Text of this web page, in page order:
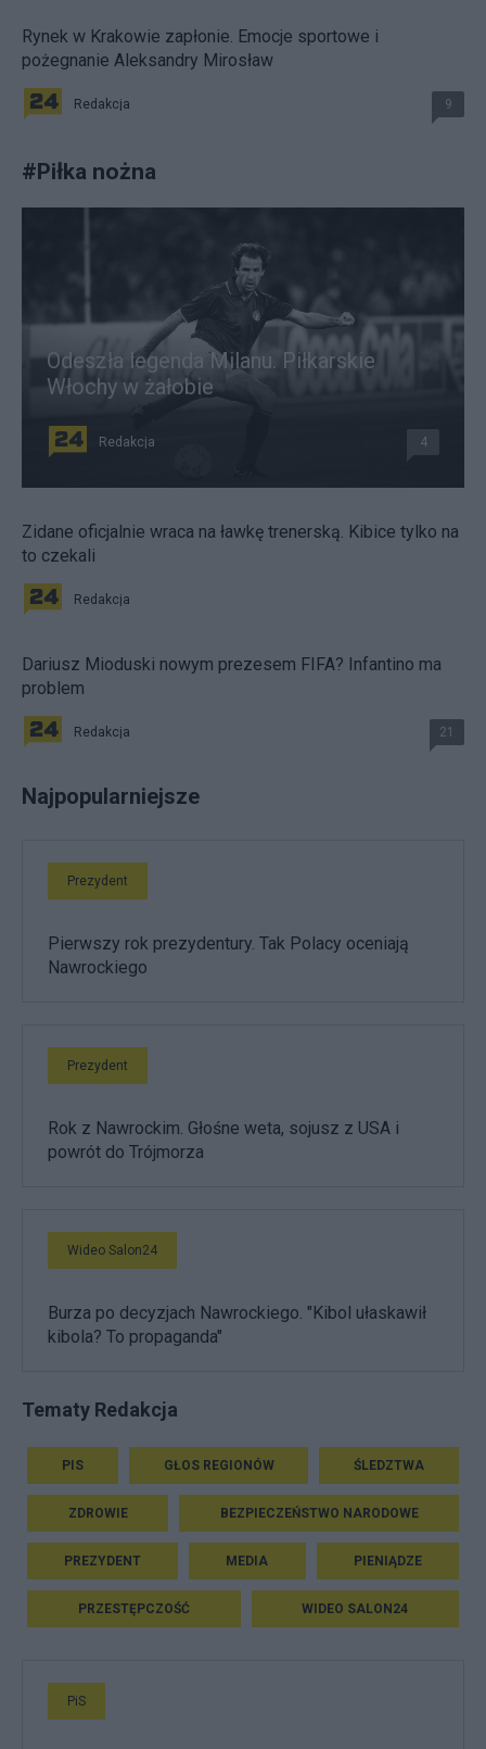
Rynek w Krakowie zapłonie. Emocje sportowe i
pożegnanie Aleksandry Mirosław
Redakcja 9
#Piłka nożna
Odeszła legenda Milanu. Piłkarskie
Włochy w żałobie
Redakcja 4
Zidane oficjalnie wraca na ławkę trenerską. Kibice tylko na
to czekali
Redakcja
Dariusz Mioduski nowym prezesem FIFA? Infantino ma
problem
Redakcja 21
Najpopularniejsze
Prezydent
Pierwszy rok prezydentury. Tak Polacy oceniają
Nawrockiego
Prezydent
Rok z Nawrockim. Głośne weta, sojusz z USA i
powrót do Trójmorza
Wideo Salon24
Burza po decyzjach Nawrockiego. "Kibol ułaskawił
kibola? To propaganda"
Tematy Redakcja
PIS GŁOS REGIONÓW ŚLEDZTWA
ZDROWIE BEZPIECZEŃSTWO NARODOWE
PREZYDENT MEDIA PIENIĄDZE
PRZESTĘPCZOŚĆ WIDEO SALON24
PiS